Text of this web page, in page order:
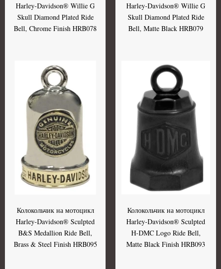
Harley-Davidson® Willie G
Skull Diamond Plated Ride
Bell, Chrome Finish HRB078
Harley-Davidson® Willie G
Skull Diamond Plated Ride
Bell, Matte Black HRB079
Колокольчик на мотоцикл
Harley-Davidson® Sculpted
B&S Medallion Ride Bell,
Brass & Steel Finish HRB095
Колокольчик на мотоцикл
Harley-Davidson® Sculpted
H-DMC Logo Ride Bell,
Matte Black Finish HRB093